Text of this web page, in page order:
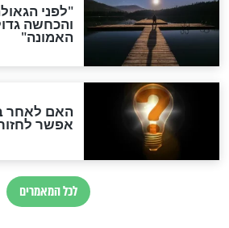
הותר לפרסום:
נהרגו בדרום
ההסכם
ואיראן: בלי